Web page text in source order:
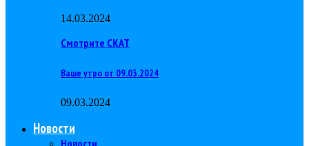
14.03.2024
Смотрите СКАТ
Ваше утро от 09.03.2024
09.03.2024
Новости